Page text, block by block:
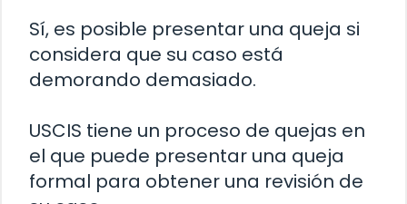
Sí, es posible presentar una queja si
considera que su caso está
demorando demasiado.
USCIS tiene un proceso de quejas en
el que puede presentar una queja
formal para obtener una revisión de